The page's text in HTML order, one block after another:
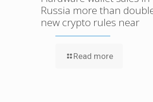
Russia more than
new crypto rules near
Read more